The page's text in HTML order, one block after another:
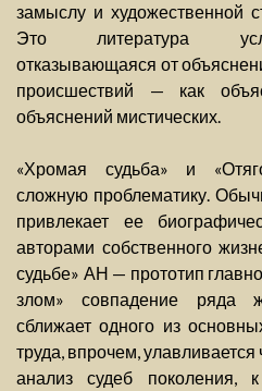
замыслу и художественной
Это литература
отказывающаяся от
происшествий — как
объяснений мистических.
«Хромая судьба» и
сложную проблематику.
привлекает ее
авторами собственного
судьбе» АН — прототип
злом» совпадение ряда
сближает одного из
труда, впрочем,
анализ судеб поколения,